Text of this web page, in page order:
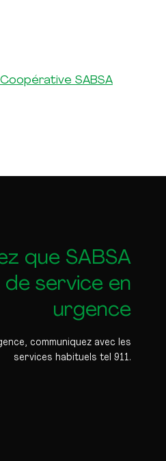
SABSA
que SABSA
service en
urgence
communiquez avec les
services habituels tel 911.